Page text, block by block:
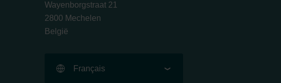
Wayenborgstraat 21
2800 Mechelen
België
Français